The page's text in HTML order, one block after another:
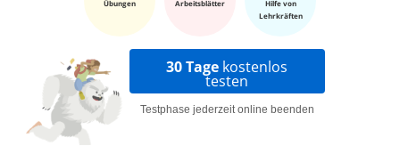
Übungen Arbeitsblätter
Hilfe von
Lehrkräften
30 Tage kostenlos
testen
Testphase jederzeit online beenden